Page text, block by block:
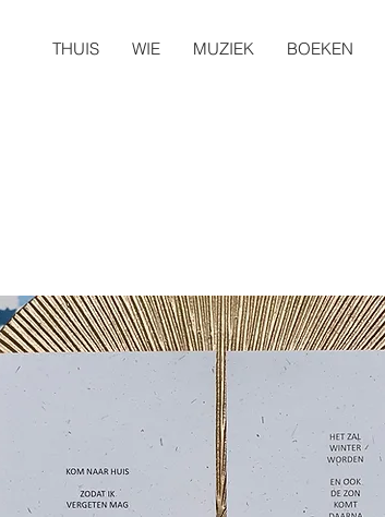
THUIS WIE MUZIEK BOEKEN